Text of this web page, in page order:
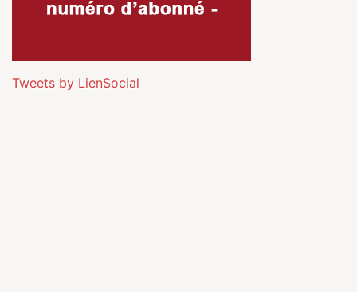
Tweets by LienSocial